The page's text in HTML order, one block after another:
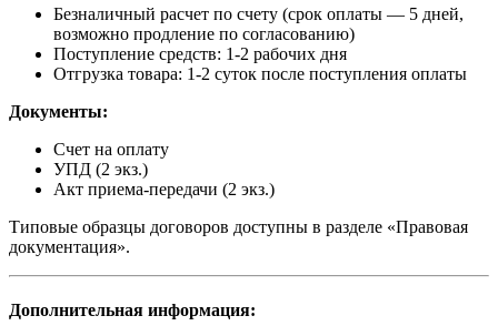
Безналичный расчет по счету (срок оплаты — 5 дней,
возможно продление по согласованию)
Поступление средств: 1-2 рабочих дня
Отгрузка товара: 1-2 суток после поступления оплаты
Документы:
Счет на оплату
УПД (2 экз.)
Акт приема-передачи (2 экз.)
Типовые образцы договоров доступны в разделе «Правовая
документация».
Дополнительная информация: